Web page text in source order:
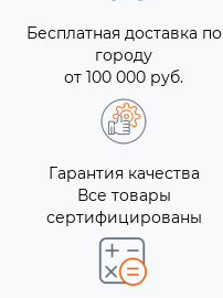
Бесплатная доставка по
городу
от 100 000 руб.
Гарантия качества
Все товары
сертифицированы